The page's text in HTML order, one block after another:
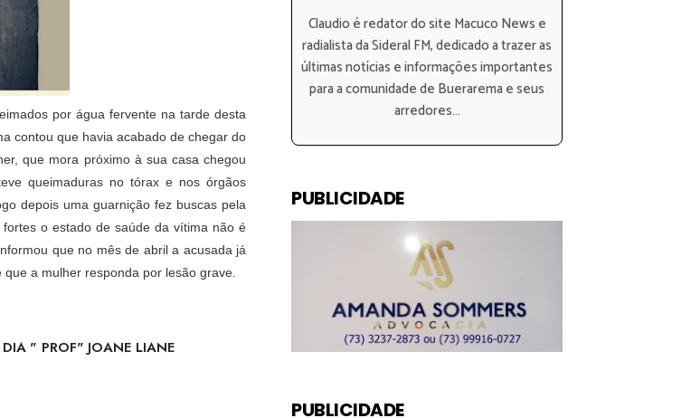
por água fervente na tarde desta
contou que havia acabado de chegar do
que mora próximo à sua casa chegou
queimaduras no tórax e nos órgãos
depois uma guarnição fez buscas pela
o estado de saúde da vítima não é
que no mês de abril a acusada já
a mulher responda por lesão grave.
" PROF" JOANE LIANE
Claudio é redator do site Macuco News e
radialista da Sideral FM, dedicado a trazer as
últimas notícias e informações importantes
para a comunidade de Buerarema e seus
arredores...
PUBLICIDADE
PUBLICIDADE